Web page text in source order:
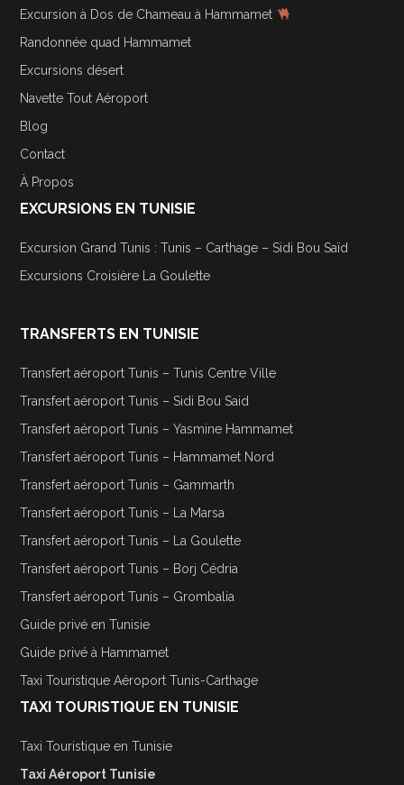
Excursion à Dos de Chameau à Hammamet
Randonnée quad Hammamet
Excursions désert
Navette Tout Aéroport
Blog
Contact
À Propos
EXCURSIONS EN TUNISIE
Excursion Grand Tunis : Tunis – Carthage – Sidi Bou Saïd
Excursions Croisière La Goulette
TRANSFERTS EN TUNISIE
Transfert aéroport Tunis – Tunis Centre Ville
Transfert aéroport Tunis – Sidi Bou Said
Transfert aéroport Tunis – Yasmine Hammamet
Transfert aéroport Tunis – Hammamet Nord
Transfert aéroport Tunis – Gammarth
Transfert aéroport Tunis – La Marsa
Transfert aéroport Tunis – La Goulette
Transfert aéroport Tunis – Borj Cédria
Transfert aéroport Tunis – Grombalia
Guide privé en Tunisie
Guide privé à Hammamet
Taxi Touristique Aéroport Tunis-Carthage
TAXI TOURISTIQUE EN TUNISIE
Taxi Touristique en Tunisie
Taxi Aéroport Tunisie